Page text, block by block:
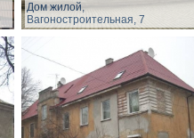
Дом жилой,
Вагоностроительная, 7